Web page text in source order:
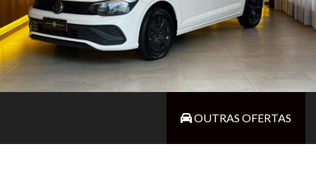
OUTRAS OFERTAS